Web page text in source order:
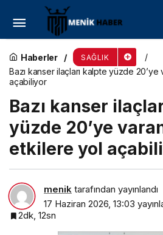
Haberler SAĞLIK
Bazı kanser ilaçları kalpte yüzde
açabiliyor
Bazı kanser
yüzde 20’ye
etkilere yol
menik tarafından yayınlandı
17 Haziran 2026, 13:03
2dk, 12sn
İş, Sanat ve Cemiyet Dünyası Kalp Sağlığı İçin
Aynı Ritimde Buluştu